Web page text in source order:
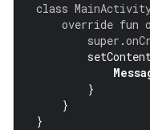
class
override fun
super .
}
}
}